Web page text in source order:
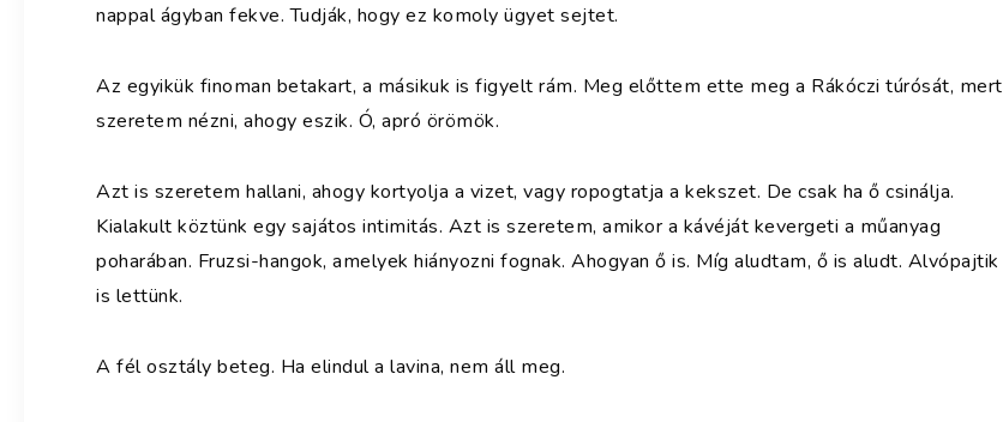
nappal ágyban fekve. Tudják, hogy ez komoly ügyet sejtet.
Az egyikük finoman betakart, a másikuk is figyelt rám. Meg előttem ette meg a Rákóczi túrósát, mert
szeretem nézni, ahogy eszik. Ó, apró örömök.
Azt is szeretem hallani, ahogy kortyolja a vizet, vagy ropogtatja a kekszet. De csak ha ő csinálja.
Kialakult köztünk egy sajátos intimitás. Azt is szeretem, amikor a kávéját kevergeti a műanyag
poharában. Fruzsi-hangok, amelyek hiányozni fognak. Ahogyan ő is. Míg aludtam, ő is aludt. Alvópajtik
is lettünk.
A fél osztály beteg. Ha elindul a lavina, nem áll meg.